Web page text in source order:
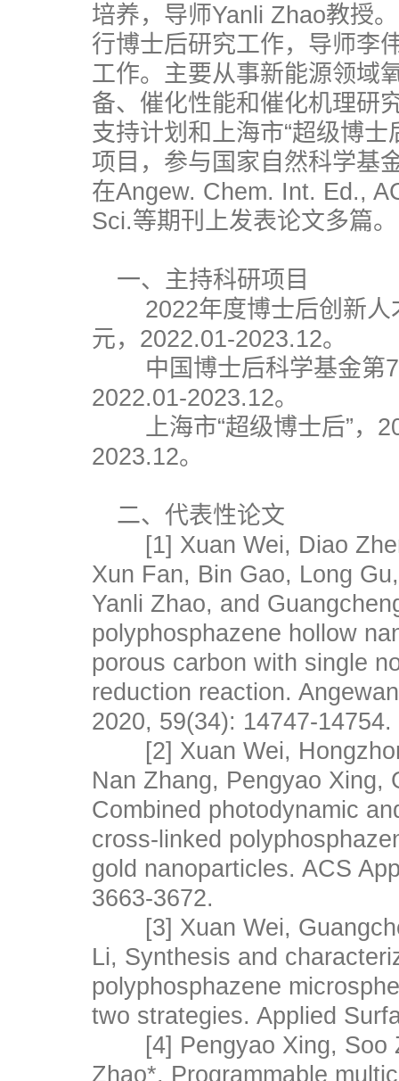
培养，导师Yanli Zhao教授
行博士后研究工作，导师李
工作。主要从事新能源领域
备、催化性能和催化机理研
支持计划和上海市“超级博
项目，参与国家自然科学基
在Angew. Chem. Int. Ed.,
Sci.等期刊上发表论文多篇。
一、主持科研项目
2022年度博士后创新人
元，2022.01-2023.12。
中国博士后科学基金第
2022.01-2023.12。
上海市“超级博士后”，
2023.12。
二、代表性论文
[1] Xuan Wei, Diao
Xun Fan, Bin Gao, Long
Yanli Zhao, and
polyphosphazene hollow
porous carbon with single
reduction reaction.
2020, 59(34): 14747-
[2] Xuan Wei,
Nan Zhang, Pengyao Xing,
Combined photodynamic
cross-linked
gold nanoparticles. ACS
3663-3672.
[3] Xuan Wei,
Li, Synthesis and
polyphosphazene
two strategies. Applied
[4] Pengyao Xing, Soo
Zhao*, Programmable